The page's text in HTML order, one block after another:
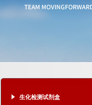
生化检测试剂盒